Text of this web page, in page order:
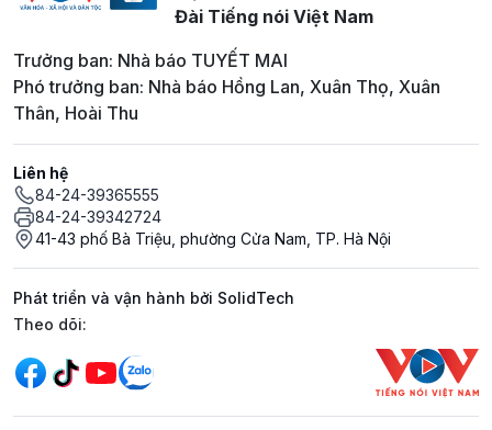
Đài Tiếng nói Việt Nam
Trưởng ban: Nhà báo TUYẾT MAI
Phó trưởng ban: Nhà báo Hồng Lan, Xuân Thọ, Xuân
Thân, Hoài Thu
Liên hệ
84-24-39365555
84-24-39342724
41-43 phố Bà Triệu, phường Cửa Nam, TP. Hà Nội
Phát triển và vận hành bởi SolidTech
Mạng xã hội
Theo dõi: